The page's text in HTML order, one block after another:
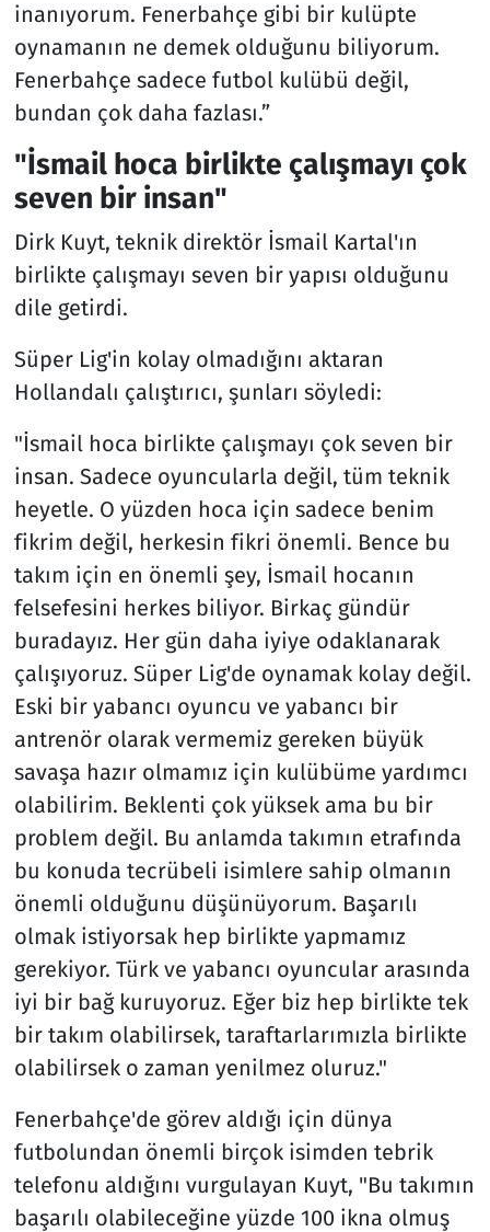
inanıyorum. Fenerbahçe gibi bir kulüpte
oynamanın ne demek olduğunu biliyorum.
Fenerbahçe sadece futbol kulübü değil,
bundan çok daha fazlası.”
"İsmail hoca birlikte çalışmayı çok
seven bir insan"
Dirk Kuyt, teknik direktör İsmail Kartal'ın
birlikte çalışmayı seven bir yapısı olduğunu
dile getirdi.
Süper Lig'in kolay olmadığını aktaran
Hollandalı çalıştırıcı, şunları söyledi:
"İsmail hoca birlikte çalışmayı çok seven bir
insan. Sadece oyuncularla değil, tüm teknik
heyetle. O yüzden hoca için sadece benim
fikrim değil, herkesin fikri önemli. Bence bu
takım için en önemli şey, İsmail hocanın
felsefesini herkes biliyor. Birkaç gündür
buradayız. Her gün daha iyiye odaklanarak
çalışıyoruz. Süper Lig'de oynamak kolay değil.
Eski bir yabancı oyuncu ve yabancı bir
antrenör olarak vermemiz gereken büyük
savaşa hazır olmamız için kulübüme yardımcı
olabilirim. Beklenti çok yüksek ama bu bir
problem değil. Bu anlamda takımın etrafında
bu konuda tecrübeli isimlere sahip olmanın
önemli olduğunu düşünüyorum. Başarılı
olmak istiyorsak hep birlikte yapmamız
gerekiyor. Türk ve yabancı oyuncular arasında
iyi bir bağ kuruyoruz. Eğer biz hep birlikte tek
bir takım olabilirsek, taraftarlarımızla birlikte
olabilirsek o zaman yenilmez oluruz."
Fenerbahçe'de görev aldığı için dünya
futbolundan önemli birçok isimden tebrik
telefonu aldığını vurgulayan Kuyt, "Bu takımın
başarılı olabileceğine yüzde 100 ikna olmuş